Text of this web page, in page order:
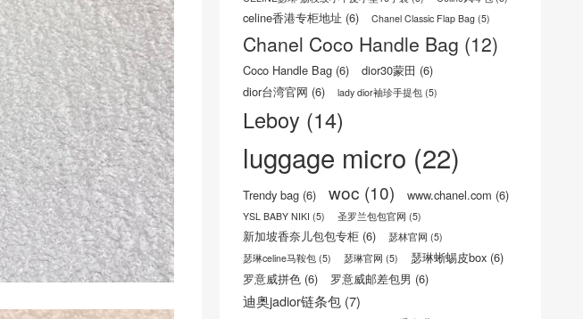
celine香港专柜地址 (6) Chanel Classic Flap Bag (5)
Chanel Coco Handle Bag (12)
Coco Handle Bag (6) dior30蒙田 (6)
dior台湾官网 (6) lady dior袖珍手提包 (5)
Leboy (14)
luggage micro (22)
Trendy bag (6) woc (10) www.chanel.com (6)
YSL BABY NIKI (5) 圣罗兰包包官网 (5)
新加坡香奈儿包包专柜 (6) 瑟林官网 (5)
瑟琳celine马鞍包 (5) 瑟琳官网 (5) 瑟琳蜥蜴皮box (6)
罗意威拼色 (6) 罗意威邮差包男 (6)
迪奥jadior链条包 (7)